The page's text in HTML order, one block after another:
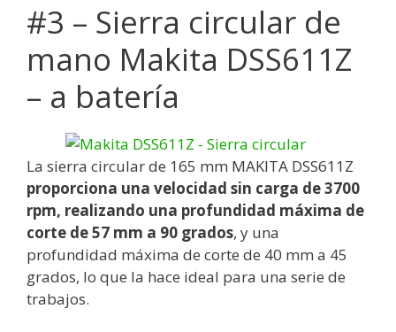
#3 – Sierra circular de
mano Makita DSS611Z
– a batería
La sierra circular de 165 mm MAKITA DSS611Z
proporciona una velocidad sin carga de 3700
rpm, realizando una profundidad máxima de
corte de 57 mm a 90 grados, y una
profundidad máxima de corte de 40 mm a 45
grados, lo que la hace ideal para una serie de
trabajos.